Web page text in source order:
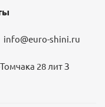
info@euro-shini.ru
28 лит З